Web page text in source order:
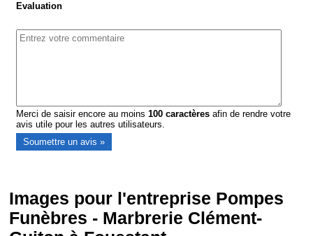
Evaluation
Merci de saisir encore au moins100 caractères afin de rendre votre
avis utile pour les autres utilisateurs.
Images pour l'entreprise Pompes
Funèbres - Marbrerie Clément-